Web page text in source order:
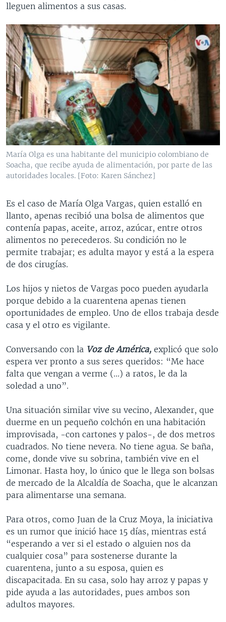
lleguen alimentos a sus casas.
María Olga es una habitante del municipio colombiano de
Soacha, que recibe ayuda de alimentación, por parte de las
autoridades locales. [Foto: Karen Sánchez]
Es el caso de María Olga Vargas, quien estalló en
llanto, apenas recibió una bolsa de alimentos que
contenía papas, aceite, arroz, azúcar, entre otros
alimentos no perecederos. Su condición no le
permite trabajar; es adulta mayor y está a la espera
de dos cirugías.
Los hijos y nietos de Vargas poco pueden ayudarla
porque debido a la cuarentena apenas tienen
oportunidades de empleo. Uno de ellos trabaja desde
casa y el otro es vigilante.
Conversando con la Voz de América, explicó que solo
espera ver pronto a sus seres queridos: “Me hace
falta que vengan a verme (...) a ratos, le da la
soledad a uno”.
Una situación similar vive su vecino, Alexander, que
duerme en un pequeño colchón en una habitación
improvisada, -con cartones y palos-, de dos metros
cuadrados. No tiene nevera. No tiene agua. Se baña,
come, donde vive su sobrina, también vive en el
Limonar. Hasta hoy, lo único que le llega son bolsas
de mercado de la Alcaldía de Soacha, que le alcanzan
para alimentarse una semana.
Para otros, como Juan de la Cruz Moya, la iniciativa
es un rumor que inició hace 15 días, mientras está
“esperando a ver si el estado o alguien nos da
cualquier cosa” para sostenerse durante la
cuarentena, junto a su esposa, quien es
discapacitada. En su casa, solo hay arroz y papas y
pide ayuda a las autoridades, pues ambos son
adultos mayores.